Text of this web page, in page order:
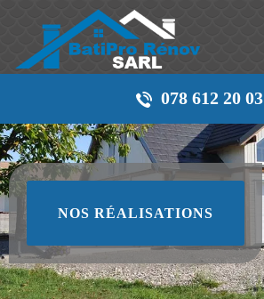
078 612 20 03
NOS RÉALISATIONS